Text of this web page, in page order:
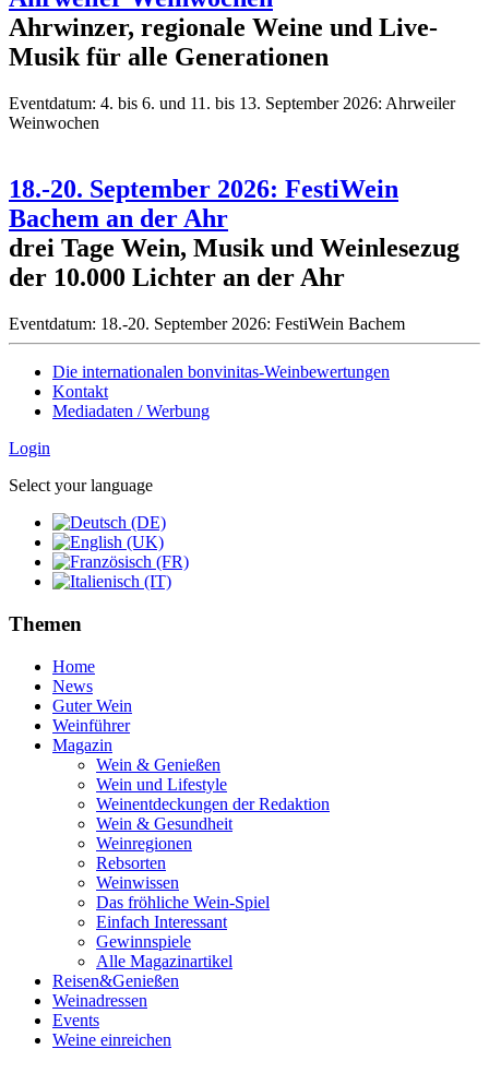
Ahrwinzer, regionale Weine und Live-
Musik für alle Generationen
Eventdatum: 4. bis 6. und 11. bis 13. September 2026: Ahrweiler
Weinwochen
18.-20. September 2026: FestiWein
Bachem an der Ahr
drei Tage Wein, Musik und Weinlesezug
der 10.000 Lichter an der Ahr
Eventdatum: 18.-20. September 2026: FestiWein Bachem
Die internationalen bonvinitas-Weinbewertungen
Kontakt
Mediadaten / Werbung
Login
Select your language
Themen
Home
News
Guter Wein
Weinführer
Magazin
Wein & Genießen
Wein und Lifestyle
Weinentdeckungen der Redaktion
Wein & Gesundheit
Weinregionen
Rebsorten
Weinwissen
Das fröhliche Wein-Spiel
Einfach Interessant
Gewinnspiele
Alle Magazinartikel
Reisen&Genießen
Weinadressen
Events
Weine einreichen